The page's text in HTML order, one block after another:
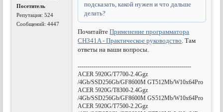
Посетитель
Репутация:524
Сообщений: 4447
подсказать, какой нужен и что дальше
делать?
ПочитайтеПрименение программатора
CH341A - Практическое руководство. Там
ответы на ваши вопросы.
---------------------------------------------------------
ACER 5920G/T7700-2.4Ggz
/4Gb/SSD256Gb/GF8600M GT512Mb/W10x64Pro
ACER 5920G/T8300-2.4Ggz
/4Gb/SSD256Gb/GF8600M GS512Mb/W10x64Pro
ACER 5920G/T7500-2.2Ggz